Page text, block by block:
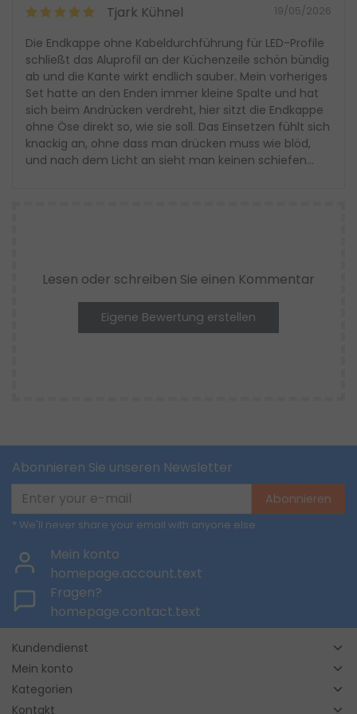
Tjark Kühnel 19/05/2026
Die Endkappe ohne Kabeldurchführung für LED-Profile
schließt das Aluprofil an der Küchenzeile schön bündig
ab und die Kante wirkt endlich sauber. Mein vorheriges
Set hatte an den Enden immer kleine Spalte und hat
sich beim Andrücken verdreht, hier sitzt die Endkappe
ohne Öse direkt so, wie sie soll. Das Einsetzen fühlt sich
knackig an, ohne dass man drücken muss wie blöd,
und nach dem Licht an sieht man keinen schiefen
Lesen oder schreiben Sie einen Kommentar
Eigene Bewertung erstellen
Abonnieren Sie unseren Newsletter
Abonnieren
* We'll never share your email with anyone else.
Mein konto
homepage.account.text
Fragen?
homepage.contact.text
Kundendienst
Mein konto
Kategorien
Kontakt